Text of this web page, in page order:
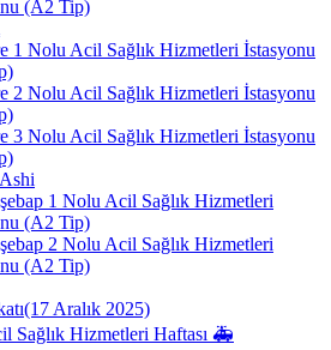
(A2 Tip)
1 Nolu Acil Sağlık Hizmetleri İstasyonu
2 Nolu Acil Sağlık Hizmetleri İstasyonu
3 Nolu Acil Sağlık Hizmetleri İstasyonu
1 Nolu Acil Sağlık Hizmetleri
(A2 Tip)
2 Nolu Acil Sağlık Hizmetleri
(A2 Tip)
Aralık 2025)
Sağlık Hizmetleri Haftası 🚑